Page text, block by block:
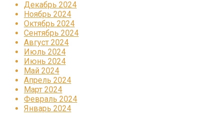
Декабрь 2024
Ноябрь 2024
Октябрь 2024
Сентябрь 2024
Август 2024
Июль 2024
Июнь 2024
Май 2024
Апрель 2024
Март 2024
Февраль 2024
Январь 2024